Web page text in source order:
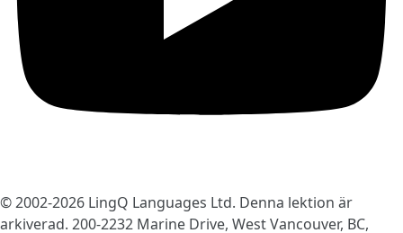
© 2002-2026 LingQ Languages Ltd. Denna lektion är
arkiverad. 200-2232 Marine Drive, West Vancouver, BC,